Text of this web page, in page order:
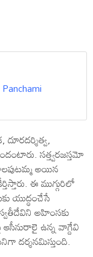
సత్త్వరజస్తమో
అయిన
ఈ ముగ్గురిలో
యుద్ధంచేసే
అహింసకు
ఉన్న వాగ్దేవి
దర్శనమిస్తుంది.